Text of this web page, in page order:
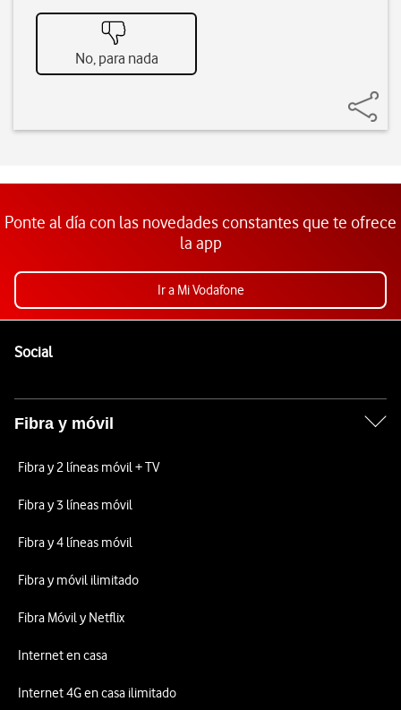
No, para nada
Ponte al día con las novedades constantes que te ofrece
la app
Ir a Mi Vodafone
SocialEnlaces a las redes sociales de Vodafone
Fibra y móvil
Fibra y 2 líneas móvil + TV
Fibra y 3 líneas móvil
Fibra y 4 líneas móvil
Fibra y móvil ilimitado
Fibra Móvil y Netflix
Internet en casa
Internet 4G en casa ilimitado